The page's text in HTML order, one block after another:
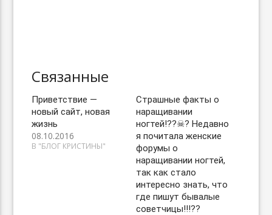
Связанные
Приветствие —
новый сайт, новая
жизнь
08.10.2016
В "БЛОГ КРИСТИНЫ"
Страшные факты о
наращивании
ногтей!??☠? Недавно
я почитала женские
форумы о
наращивании ногтей,
так как стало
интересно знать, что
где пишут бывалые
советчицы!!!??